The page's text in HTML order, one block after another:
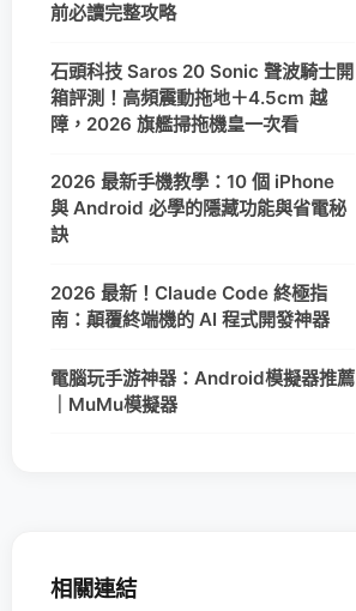
前必讀完整攻略
石頭科技 Saros 20 Sonic 聲波騎士開
箱評測！高頻震動拖地＋4.5cm 越
障，2026 旗艦掃拖機皇一次看
2026 最新手機教學：10 個 iPhone
與 Android 必學的隱藏功能與省電秘
訣
2026 最新！Claude Code 終極指
南：顛覆終端機的 AI 程式開發神器
電腦玩手游神器：Android模擬器推薦
｜MuMu模擬器
相關連結